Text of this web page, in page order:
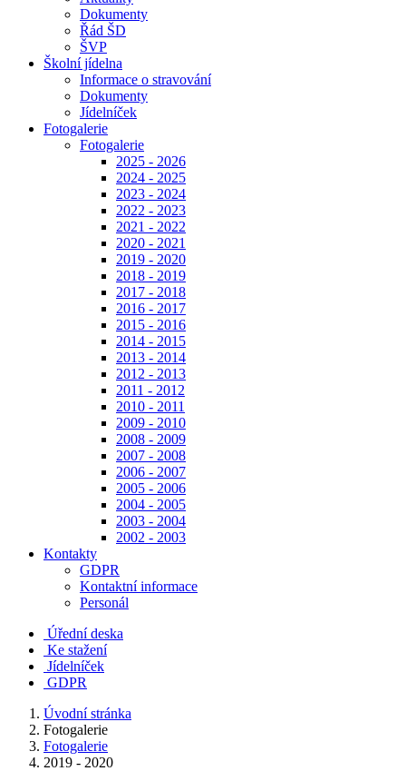
Dokumenty
Řád ŠD
ŠVP
Školní jídelna
Informace o stravování
Dokumenty
Jídelníček
Fotogalerie
Fotogalerie
2025 - 2026
2024 - 2025
2023 - 2024
2022 - 2023
2021 - 2022
2020 - 2021
2019 - 2020
2018 - 2019
2017 - 2018
2016 - 2017
2015 - 2016
2014 - 2015
2013 - 2014
2012 - 2013
2011 - 2012
2010 - 2011
2009 - 2010
2008 - 2009
2007 - 2008
2006 - 2007
2005 - 2006
2004 - 2005
2003 - 2004
2002 - 2003
Kontakty
GDPR
Kontaktní informace
Personál
Úřední deska
Ke stažení
Jídelníček
GDPR
Úvodní stránka
Fotogalerie
Fotogalerie
2019 - 2020